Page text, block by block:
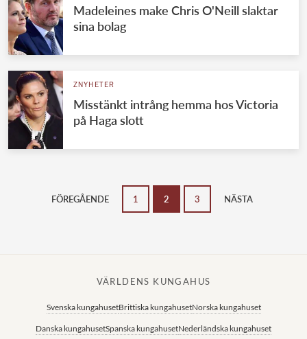
Madeleines make Chris O'Neill slaktar
sina bolag
ZNYHETER
Misstänkt intrång hemma hos Victoria
på Haga slott
FÖREGÅENDE 1 2 3 NÄSTA
VÄRLDENS KUNGAHUS
Svenska kungahusetBrittiska kungahusetNorska kungahuset
Danska kungahusetSpanska kungahusetNederländska kungahuset